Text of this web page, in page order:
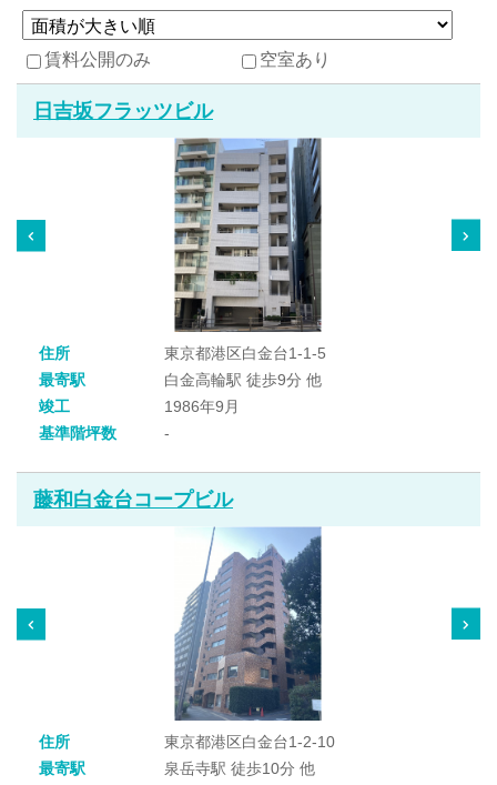
賃料公開のみ 空室あり
日吉坂フラッツビル
住所
東京都港区白金台1-1-5
最寄駅
白金高輪駅 徒歩9分 他
竣工
1986年9月
基準階坪数
-
藤和白金台コープビル
住所
東京都港区白金台1-2-10
最寄駅
泉岳寺駅 徒歩10分 他